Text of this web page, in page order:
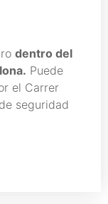
dentro del
Puede
el Carrer
seguridad